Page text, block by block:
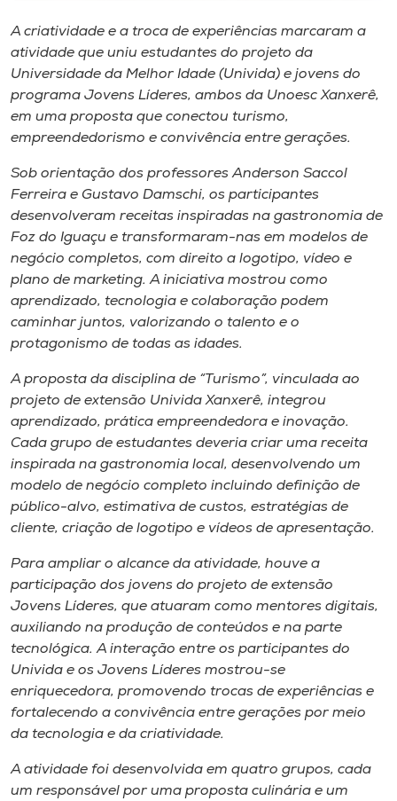
CPA
Biblioteca
Editora
Museu
Unoesc
Store
Selecione
o idioma
A+
A-
A criatividade e a troca de experiências marcaram a
atividade que uniu estudantes do projeto da
Universidade da Melhor Idade (Univida) e jovens do
programa Jovens Líderes, ambos da Unoesc Xanxerê,
em uma proposta que conectou turismo,
empreendedorismo e convivência entre gerações.
Sob orientação dos professores Anderson Saccol
Ferreira e Gustavo Damschi, os participantes
desenvolveram receitas inspiradas na gastronomia de
Foz do Iguaçu e transformaram-nas em modelos de
negócio completos, com direito a logotipo, vídeo e
plano de marketing. A iniciativa mostrou como
aprendizado, tecnologia e colaboração podem
caminhar juntos, valorizando o talento e o
protagonismo de todas as idades.
A proposta da disciplina de “Turismo”, vinculada ao
projeto de extensão Univida Xanxerê, integrou
aprendizado, prática empreendedora e inovação.
Cada grupo de estudantes deveria criar uma receita
inspirada na gastronomia local, desenvolvendo um
modelo de negócio completo incluindo definição de
público-alvo, estimativa de custos, estratégias de
cliente, criação de logotipo e vídeos de apresentação.
Para ampliar o alcance da atividade, houve a
participação dos jovens do projeto de extensão
Jovens Líderes, que atuaram como mentores digitais,
auxiliando na produção de conteúdos e na parte
tecnológica. A interação entre os participantes do
Univida e os Jovens Líderes mostrou-se
enriquecedora, promovendo trocas de experiências e
fortalecendo a convivência entre gerações por meio
da tecnologia e da criatividade.
A atividade foi desenvolvida em quatro grupos, cada
um responsável por uma proposta culinária e um